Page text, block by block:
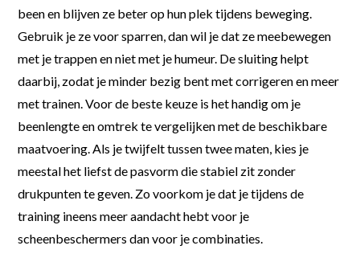
been en blijven ze beter op hun plek tijdens beweging.
Gebruik je ze voor sparren, dan wil je dat ze meebewegen
met je trappen en niet met je humeur. De sluiting helpt
daarbij, zodat je minder bezig bent met corrigeren en meer
met trainen. Voor de beste keuze is het handig om je
beenlengte en omtrek te vergelijken met de beschikbare
maatvoering. Als je twijfelt tussen twee maten, kies je
meestal het liefst de pasvorm die stabiel zit zonder
drukpunten te geven. Zo voorkom je dat je tijdens de
training ineens meer aandacht hebt voor je
scheenbeschermers dan voor je combinaties.